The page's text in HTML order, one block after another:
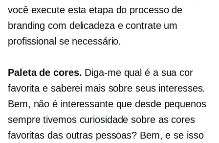
você execute esta etapa do processo de
branding com delicadeza e contrate um
profissional se necessário.
Paleta de cores. Diga-me qual é a sua cor
favorita e saberei mais sobre seus interesses.
Bem, não é interessante que desde pequenos
sempre tivemos curiosidade sobre as cores
favoritas das outras pessoas? Bem, e se isso